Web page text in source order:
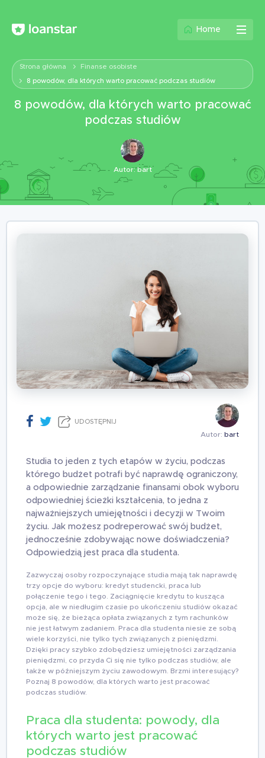
Home
Strona główna Finanse osobiste
8 powodów, dla których warto pracować podczas studiów
8 powodów, dla których warto pracować
podczas studiów
Autor:bart
UDOSTĘPNIJ
Autor: bart
Studia to jeden z tych etapów w życiu, podczas
którego budżet potrafi być naprawdę ograniczony,
a odpowiednie zarządzanie finansami obok wyboru
odpowiedniej ścieżki kształcenia, to jedna z
najważniejszych umiejętności i decyzji w Twoim
życiu. Jak możesz podreperować swój budżet,
jednocześnie zdobywając nowe doświadczenia?
Odpowiedzią jest praca dla studenta.
Zazwyczaj osoby rozpoczynające studia mają tak naprawdę
trzy opcje do wyboru: kredyt studencki, praca lub
połączenie tego i tego. Zaciągnięcie kredytu to kusząca
opcja, ale w niedługim czasie po ukończeniu studiów okazać
może się, że bieżąca opłata związanych z tym rachunków
nie jest łatwym zadaniem. Praca dla studenta niesie ze sobą
wiele korzyści, nie tylko tych związanych z pieniędzmi.
Dzięki pracy szybko zdobędziesz umiejętności zarządzania
pieniędzmi, co przyda Ci się nie tylko podczas studiów, ale
także w późniejszym życiu zawodowym. Brzmi interesujący?
Poznaj 8 powodów, dla których warto jest pracować
podczas studiów.
Praca dla studenta: powody, dla
których warto jest pracować
podczas studiów